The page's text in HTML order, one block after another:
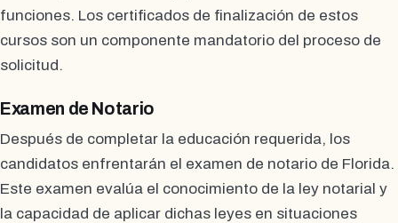
funciones. Los certificados de finalización de estos
cursos son un componente mandatorio del proceso de
solicitud.
Examen de Notario
Después de completar la educación requerida, los
candidatos enfrentarán el examen de notario de Florida.
Este examen evalúa el conocimiento de la ley notarial y
la capacidad de aplicar dichas leyes en situaciones